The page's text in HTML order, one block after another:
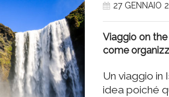
27 GENNAIO
Viaggio on
come
Un viaggio in
idea poiché